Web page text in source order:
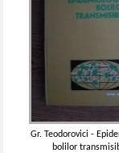
Gr. Teodorovici -
bolilor